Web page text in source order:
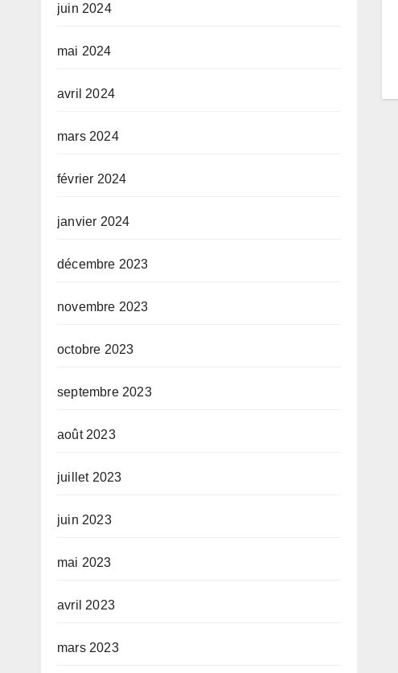
juin 2024
mai 2024
avril 2024
mars 2024
février 2024
janvier 2024
décembre 2023
novembre 2023
octobre 2023
septembre 2023
août 2023
juillet 2023
juin 2023
mai 2023
avril 2023
mars 2023